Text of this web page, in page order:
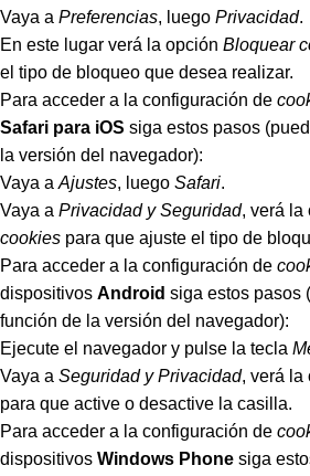
Vaya a Preferencias, luego Privacidad.
En este lugar verá la opción Bloquear
el tipo de bloqueo que desea realizar.
Para acceder a la configuración de
Safari para iOS siga estos pasos
la versión del navegador):
Vaya a Ajustes, luego Safari.
Vaya a Privacidad y Seguridad, verá la
cookies para que ajuste el tipo de
Para acceder a la configuración de
dispositivos Android siga estos pasos
función de la versión del navegador):
Ejecute el navegador y pulse la tecla
Vaya a Seguridad y Privacidad, verá la
para que active o desactive la casilla.
Para acceder a la configuración de
dispositivos Windows Phone siga